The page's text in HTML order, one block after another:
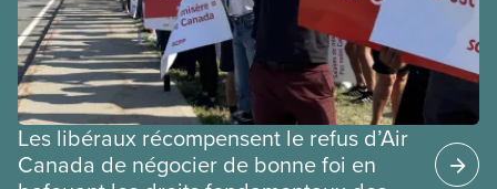
Les libéraux récompensent le refus d’Air
Canada de négocier de bonne foi en